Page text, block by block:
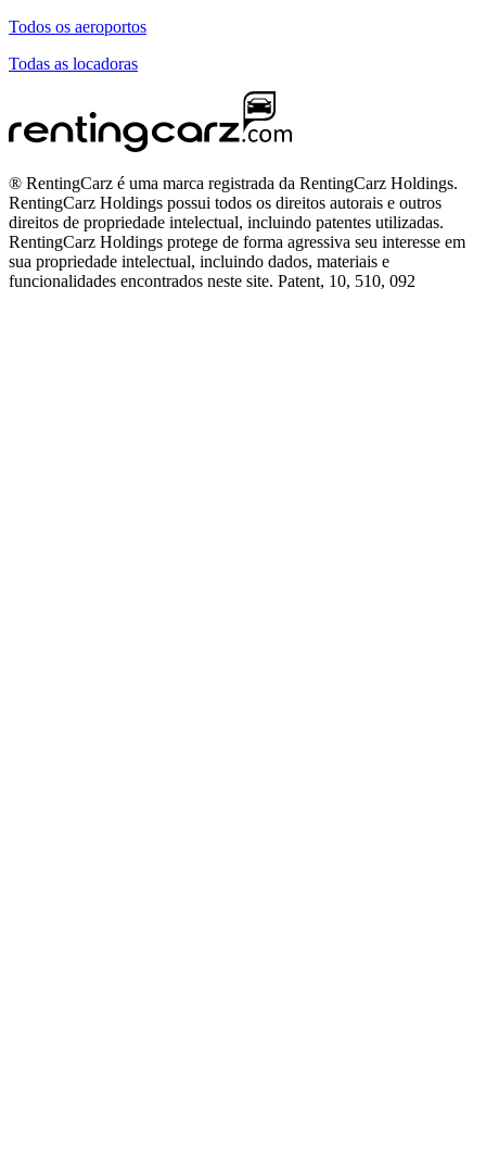
Todos os aeroportos
Todas as locadoras
® RentingCarz é uma marca registrada da RentingCarz Holdings.
RentingCarz Holdings possui todos os direitos autorais e outros
direitos de propriedade intelectual, incluindo patentes utilizadas.
RentingCarz Holdings protege de forma agressiva seu interesse em
sua propriedade intelectual, incluindo dados, materiais e
funcionalidades encontrados neste site. Patent, 10, 510, 092